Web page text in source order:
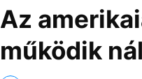
Az
működik